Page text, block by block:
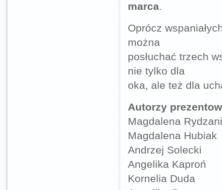
marca.
Oprócz
można
posłuchać trzech
nie tylko dla
oka, ale też dla
Autorzy
Magdalena
Magdalena Hubiak
Andrzej Solecki
Angelika Kaproń
Kornelia Duda